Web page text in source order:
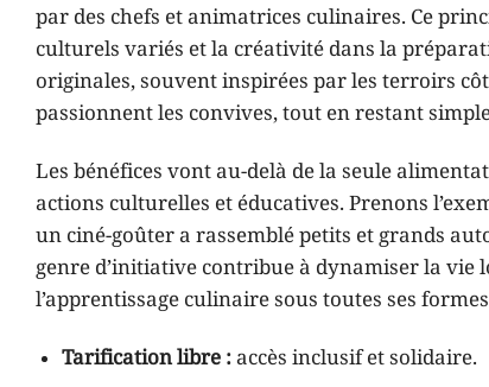
par des chefs et animatrices culinaires. Ce
culturels variés et la créativité dans la
originales, souvent inspirées par les terroirs
passionnent les convives, tout en restant
Les bénéfices vont au-delà de la seule
actions culturelles et éducatives. Prenons
un ciné-goûter a rassemblé petits et grands
genre d’initiative contribue à dynamiser la vie
l’apprentissage culinaire sous toutes ses
Tarification libre :accès inclusif et solidaire.